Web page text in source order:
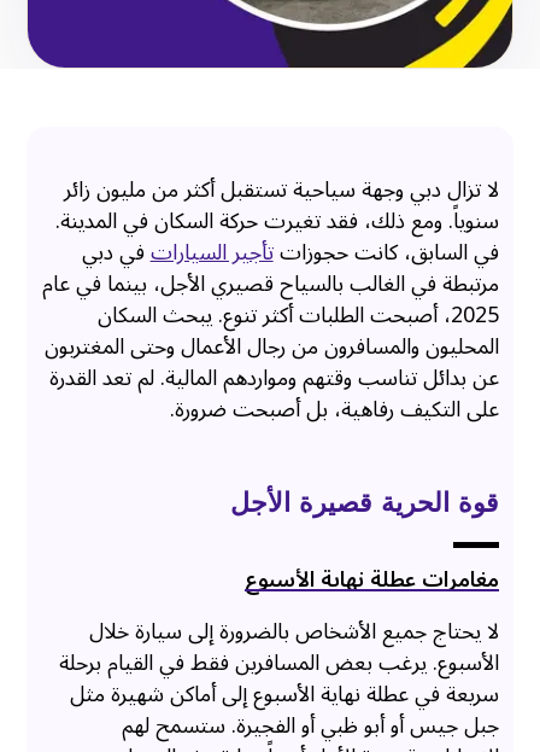
لا تزال دبي وجهة سياحية تستقبل أكثر من مليون زائر
سنوياً. ومع ذلك، فقد تغيرت حركة السكان في المدينة.
في السابق، كانت حجوزاتتأجير السياراتفي دبي
مرتبطة في الغالب بالسياح قصيري الأجل، بينما في عام
2025، أصبحت الطلبات أكثر تنوع. يبحث السكان
المحليون والمسافرون من رجال الأعمال وحتى المغتربون
عن بدائل تناسب وقتهم ومواردهم المالية. لم تعد القدرة
على التكيف رفاهية، بل أصبحت ضرورة.
قوة الحرية قصيرة الأجل
مغامرات عطلة نهاية الأسبوع
لا يحتاج جميع الأشخاص بالضرورة إلى سيارة خلال
الأسبوع. يرغب بعض المسافرين فقط في القيام برحلة
سريعة في عطلة نهاية الأسبوع إلى أماكن شهيرة مثل
جبل جيس أو أبو ظبي أو الفجيرة. ستسمح لهم